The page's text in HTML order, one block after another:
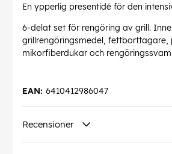
En ypperlig presentidé för den
6-delat set för rengöring av grill.
grillrengöringsmedel, fettborttagare,
mikorfiberdukar och
6410412986047
EAN:
Recensioner